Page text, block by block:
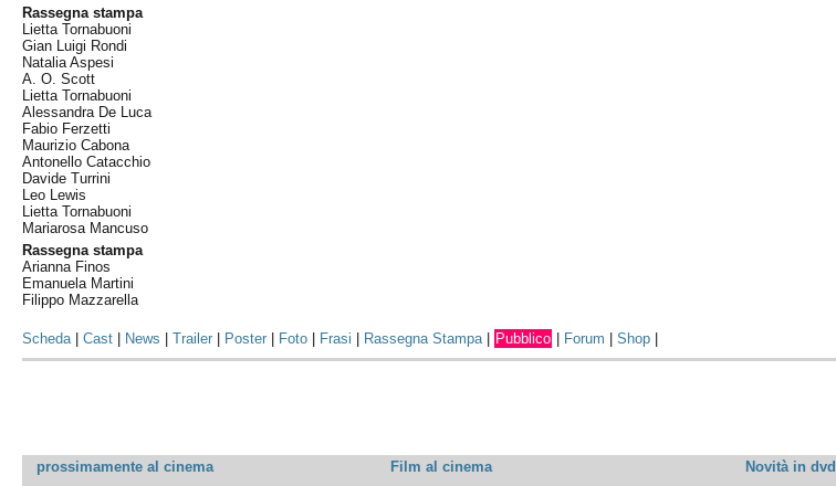
Rassegna stampa
Lietta Tornabuoni
Gian Luigi Rondi
Natalia Aspesi
A. O. Scott
Lietta Tornabuoni
Alessandra De Luca
Fabio Ferzetti
Maurizio Cabona
Antonello Catacchio
Davide Turrini
Leo Lewis
Lietta Tornabuoni
Mariarosa Mancuso
Rassegna stampa
Arianna Finos
Emanuela Martini
Filippo Mazzarella
Scheda|Cast News |Trailer Poster Foto Frasi Rassegna Stampa| Pubblico Forum |Shop
prossimamente al cinema Film al cinema Novità in dvd